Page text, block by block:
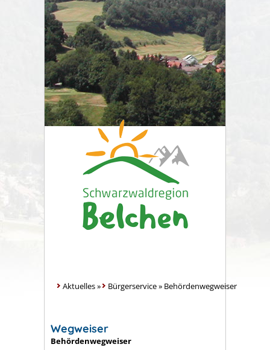
Aktuelles» Bürgerservice» Behördenwegweiser
Wegweiser
Behördenwegweiser